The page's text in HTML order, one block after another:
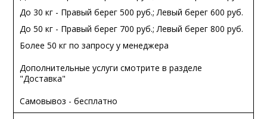
До 30 кг - Правый берег 500 руб.; Левый берег 600 руб.
До 50 кг - Правый берег 700 руб.; Левый берег 800 руб.
Более 50 кг по запросу у менеджера
Дополнительные услуги смотрите в разделе
"Доставка"
Самовывоз - бесплатно